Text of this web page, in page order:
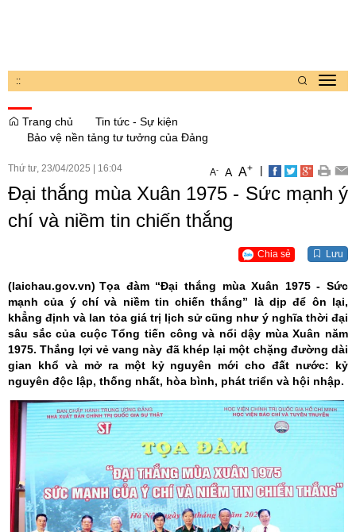
::
Trang chủ
Tin tức - Sự kiện
Bảo vệ nền tảng tư tưởng của Đảng
Thứ tư, 23/04/2025 16:04 A- A A+ |
Đại thắng mùa Xuân 1975 - Sức mạnh ý
chí và niềm tin chiến thắng
Chia sẻ Lưu
(laichau.gov.vn) Tọa đàm “Đại thắng mùa Xuân 1975 - Sức
mạnh của ý chí và niềm tin chiến thắng” là dịp để ôn lại,
khẳng định và lan tỏa giá trị lịch sử cũng như ý nghĩa thời đại
sâu sắc của cuộc Tổng tiến công và nổi dậy mùa Xuân năm
1975. Thắng lợi vẻ vang này đã khép lại một chặng đường dài
gian khổ và mở ra một kỷ nguyên mới cho đất nước: kỷ
nguyên độc lập, thống nhất, hòa bình, phát triển và hội nhập.